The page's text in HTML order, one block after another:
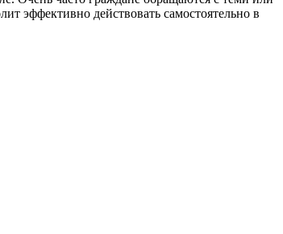
эффективно действовать самостоятельно в